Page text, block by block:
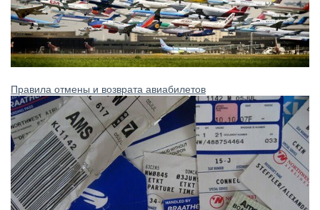
Правила отмены и возврата авиабилетов